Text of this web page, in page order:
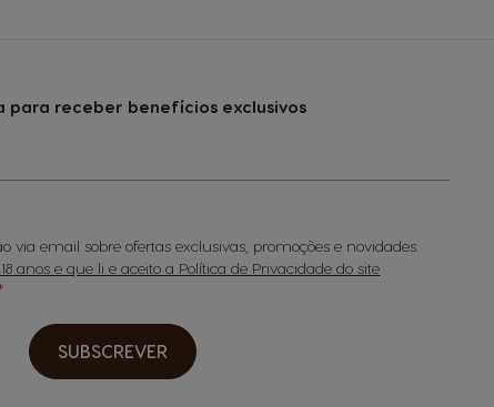
para receber benefícios exclusivos
via email sobre ofertas exclusivas, promoções e novidades.
anos e que li e aceito a Política de Privacidade do site
SUBSCREVER